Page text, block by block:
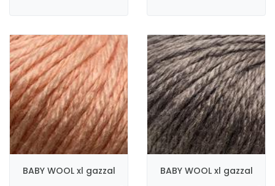
BABY WOOL xl gazzal
BABY WOOL xl gazzal